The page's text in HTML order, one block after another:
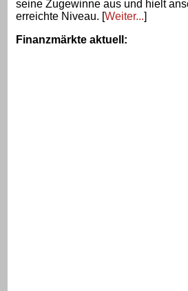
seine Zugewinne aus und hielt
erreichte Niveau. [Weiter...]
Finanzmärkte aktuell :